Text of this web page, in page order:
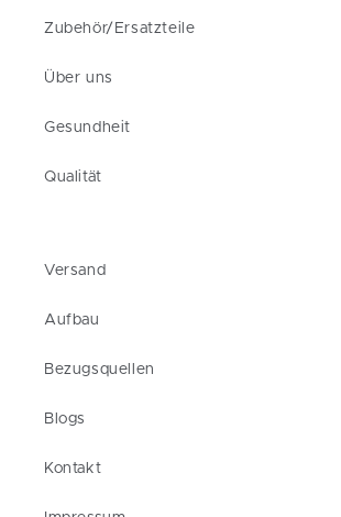
Zubehör/Ersatzteile
Über uns
Gesundheit
Qualität
Versand
Aufbau
Bezugsquellen
Blogs
Kontakt